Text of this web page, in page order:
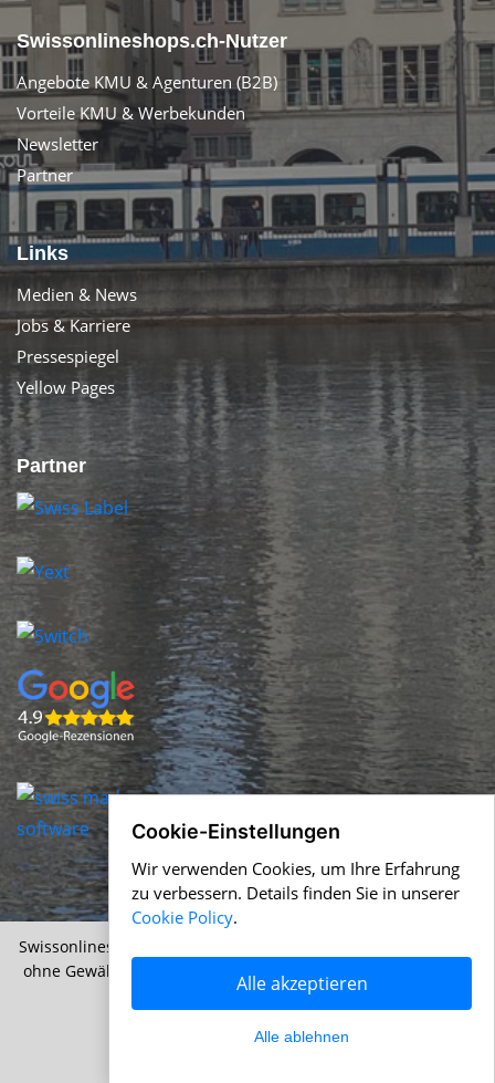
Swissonlineshops.ch-Nutzer
Angebote KMU & Agenturen (B2B)
Vorteile KMU & Werbekunden
Newsletter
Partner
Links
Medien & News
Jobs & Karriere
Pressespiegel
Yellow Pages
Partner
Swissonlineshops.ch &
ohne Gewähr |
Nutzungsbedingungen
Datenschutz
Über uns
Cookie-Einstellungen
Wir verwenden Cookies, um Ihre Erfahrung
zu verbessern. Details finden Sie in unserer
Cookie Policy.
Alle akzeptieren
Alle ablehnen